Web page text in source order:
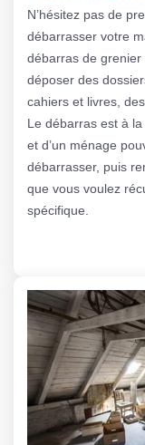
N’hésitez pas de
débarrasser votre
débarras de
déposer des
cahiers et livres,
Le débarras est à
et d’un ménage
débarrasser, puis
que vous voulez
spécifique.